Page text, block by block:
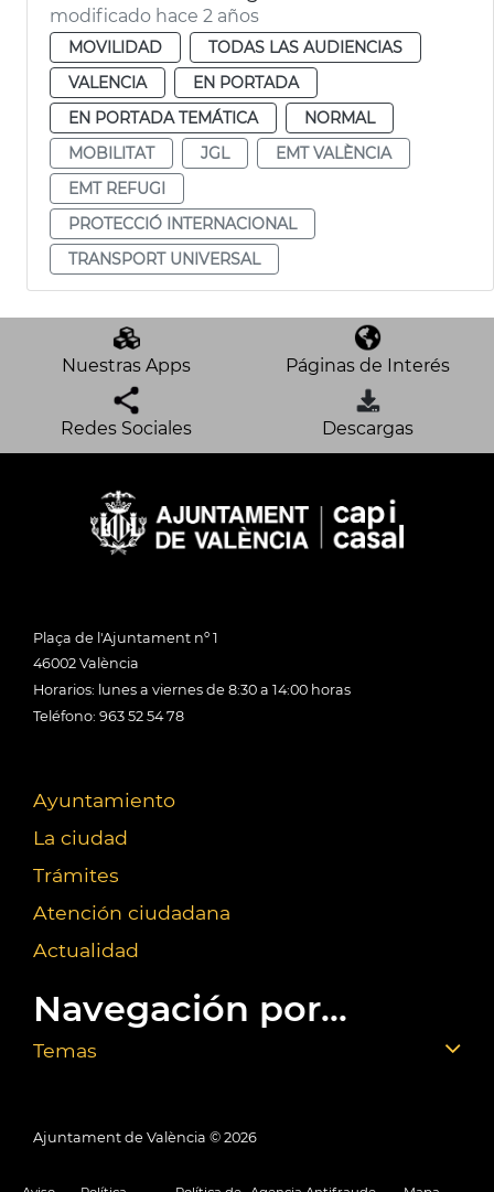
modificado hace 2 años
MOVILIDAD
TODAS LAS AUDIENCIAS
VALENCIA
EN PORTADA
EN PORTADA TEMÁTICA
NORMAL
MOBILITAT
JGL
EMT VALÈNCIA
EMT REFUGI
PROTECCIÓ INTERNACIONAL
TRANSPORT UNIVERSAL
Nuestras Apps Páginas de Interés
Redes Sociales Descargas
Plaça de l'Ajuntament nº 1
46002 València
Horarios: lunes a viernes de 8:30 a 14:00 horas
Teléfono: 963 52 54 78
Ayuntamiento
La ciudad
Trámites
Atención ciudadana
Actualidad
Navegación por...
Temas
Ajuntament de València © 2026